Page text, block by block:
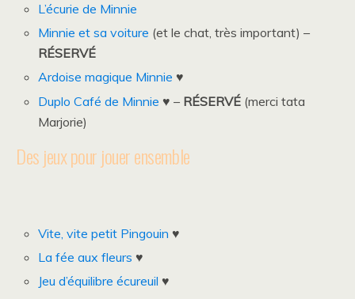
L’écurie de Minnie
Minnie et sa voiture (et le chat, très important) –
RÉSERVÉ
Ardoise magique Minnie ♥
Duplo Café de Minnie ♥ – RÉSERVÉ (merci tata
Marjorie)
Des jeux pour jouer ensemble
Vite, vite petit Pingouin ♥
La fée aux fleurs ♥
Jeu d’équilibre écureuil ♥